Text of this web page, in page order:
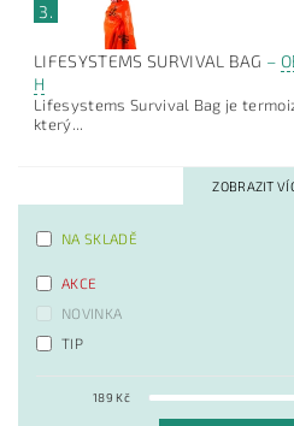
3.
LIFESYSTEMS SURVIVAL BAG –
H
Lifesystems Survival Bag je
který...
ZOBRAZIT
NA SKLADĚ
AKCE
NOVINKA
TIP
189 Kč